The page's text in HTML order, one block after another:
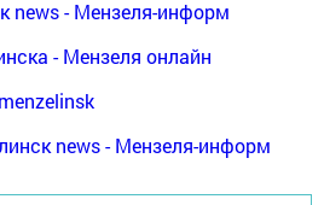
news - Мензеля-информ
- Мензеля онлайн
news - Мензеля-информ